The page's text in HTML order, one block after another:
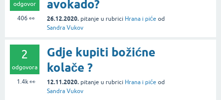
odgovor
406 👀
avokado?
26.12.2020. pitanje u rubrici Hrana i piće od
Sandra Vukov
2
odgovora
1.4k👀
Gdje kupiti božićne
kolače ?
12.11.2020. pitanje u rubrici Hrana i piće od
Sandra Vukov